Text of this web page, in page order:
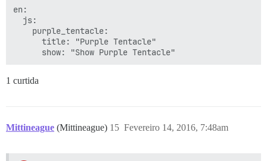
en:
  js:
    purple_tentacle:
      title: "Purple Tentacle"
1 curtida
Mittineague (Mittineague) Fevereiro 14, 2016, 7:48am
15